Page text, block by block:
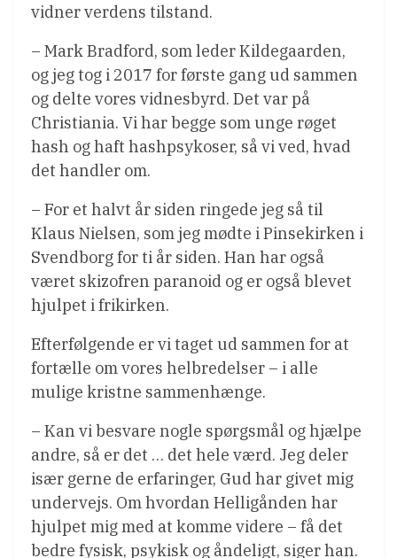
vidner verdens tilstand.
– Mark Bradford, som leder Kildegaarden,
og jeg tog i 2017 for første gang ud sammen
og delte vores vidnesbyrd. Det var på
Christiania. Vi har begge som unge røget
hash og haft hashpsykoser, så vi ved, hvad
det handler om.
– For et halvt år siden ringede jeg så til
Klaus Nielsen, som jeg mødte i Pinsekirken i
Svendborg for ti år siden. Han har også
været skizofren paranoid og er også blevet
hjulpet i frikirken.
Efterfølgende er vi taget ud sammen for at
fortælle om vores helbredelser – i alle
mulige kristne sammenhænge.
– Kan vi besvare nogle spørgsmål og hjælpe
andre, så er det … det hele værd. Jeg deler
især gerne de erfaringer, Gud har givet mig
undervejs. Om hvordan Helligånden har
hjulpet mig med at komme videre – få det
bedre fysisk, psykisk og åndeligt, siger han.